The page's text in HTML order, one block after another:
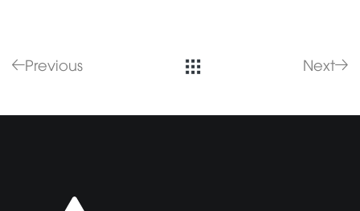
Previous Next